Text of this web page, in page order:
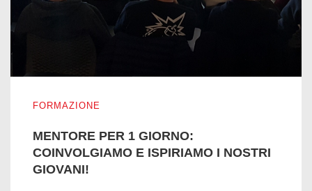
FORMAZIONE
MENTORE PER 1 GIORNO:
COINVOLGIAMO E ISPIRIAMO I NOSTRI
GIOVANI!